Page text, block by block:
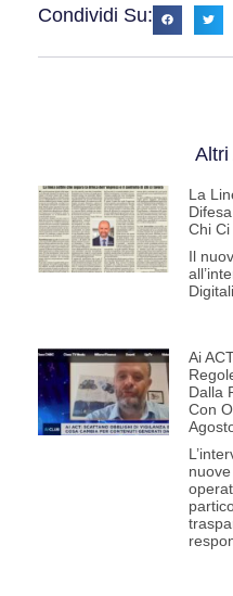
Condividi Su:
Altri
La
Chi
Il
Ai
Dalla
Con